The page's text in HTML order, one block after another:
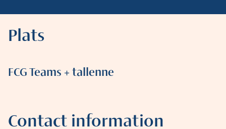
Plats
FCG Teams + tallenne
Contact information